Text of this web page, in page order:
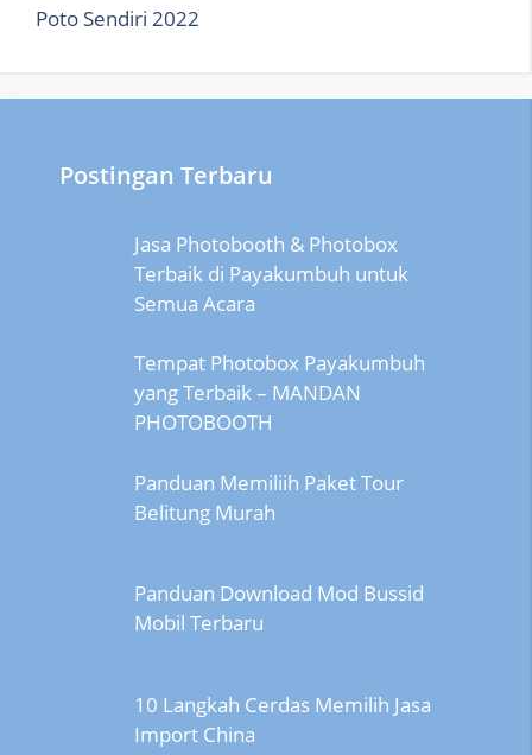
Poto Sendiri 2022
Postingan Terbaru
Jasa Photobooth & Photobox
Terbaik di Payakumbuh untuk
Semua Acara
Tempat Photobox Payakumbuh
yang Terbaik – MANDAN
PHOTOBOOTH
Panduan Memiliih Paket Tour
Belitung Murah
Panduan Download Mod Bussid
Mobil Terbaru
10 Langkah Cerdas Memilih Jasa
Import China